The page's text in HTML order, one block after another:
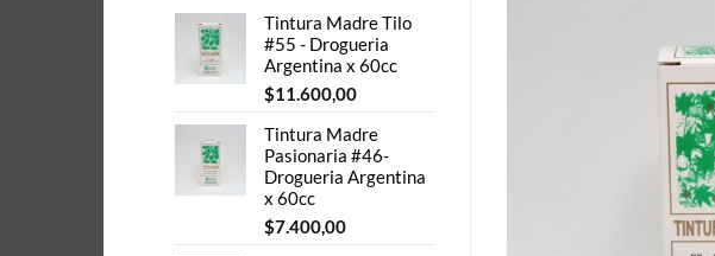
Tintura Madre Tilo
#55 - Drogueria
Argentina x 60cc
$11.600,00
Tintura Madre
Pasionaria #46-
Drogueria Argentina
x 60cc
$7.400,00